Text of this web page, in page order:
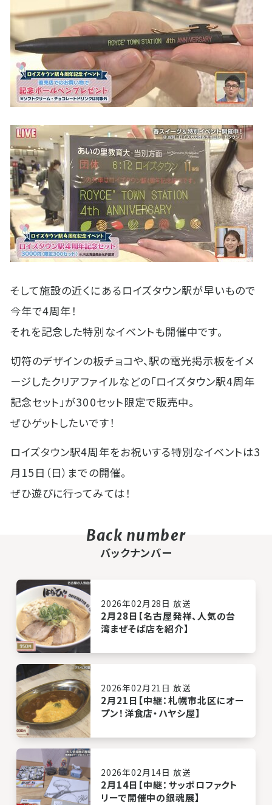
そして施設の近くにあるロイズタウン駅が早いもので
今年で4周年！
それを記念した特別なイベントも開催中です。
切符のデザインの板チョコや、駅の電光掲示板をイメ
ージしたクリアファイルなどの「ロイズタウン駅4周年
記念セット」が300セット限定で販売中。
ぜひゲットしたいです！
ロイズタウン駅4周年をお祝いする特別なイベントは3
月15日（日）までの開催。
ぜひ遊びに行ってみては！
バックナンバー
2026年02月28日 放送
2月28日【名古屋発祥、人気の台
湾まぜそば店を紹介】
2026年02月21日 放送
2月21日【中継：札幌市北区にオー
プン！洋食店・ハヤシ屋】
2026年02月14日 放送
2月14日【中継：サッポロファクト
リーで開催中の銀魂展】